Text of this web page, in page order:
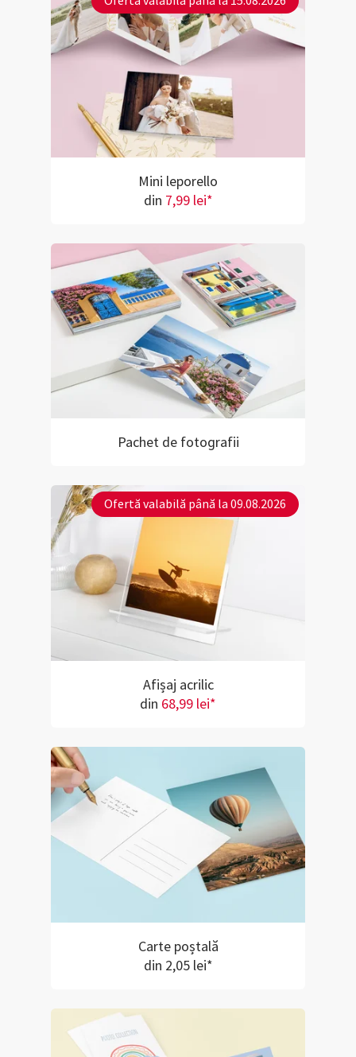
Mini leporello
din 7,99 lei*
Pachet de fotografii
Ofertă valabilă până la 09.08.2026
Afișaj acrilic
din 68,99 lei*
Carte poștală
din 2,05 lei*